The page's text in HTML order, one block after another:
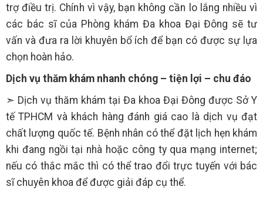
trợ điều trị. Chính vì vậy, bạn không cần lo lắng nhiều vì
các bác sĩ của Phòng khám Đa khoa Đại Đông sẽ tư
vấn và đưa ra lời khuyên bổ ích để bạn có được sự lựa
chọn hoàn hảo.
Dịch vụ thăm khám nhanh chóng – tiện lợi – chu đáo
➣ Dịch vụ thăm khám tại Đa khoa Đại Đông được Sở Y
tế TPHCM và khách hàng đánh giá cao là dịch vụ đạt
chất lượng quốc tế. Bệnh nhân có thể đặt lịch hẹn khám
khi đang ngồi tại nhà hoặc công ty qua mạng internet;
nếu có thắc mắc thì có thể trao đổi trực tuyến với bác
sĩ chuyên khoa để được giải đáp cụ thể.